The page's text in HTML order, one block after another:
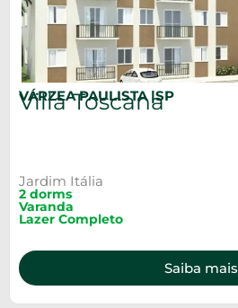
VÁRZEA PAULISTA |SP
Villa Toscana
Jardim Itália
2 dorms
Varanda
Lazer Completo
Saiba mais